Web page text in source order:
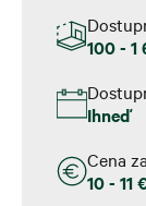
100 - 1
Ihneď
Cena
10 - 11